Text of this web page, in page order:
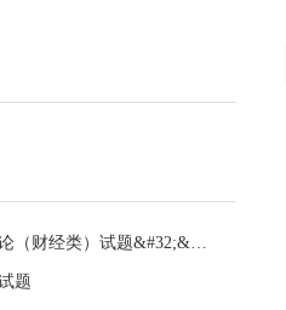
全国2024年4月自学考试经济法概论（财经类）试题&#32;&#32;
题